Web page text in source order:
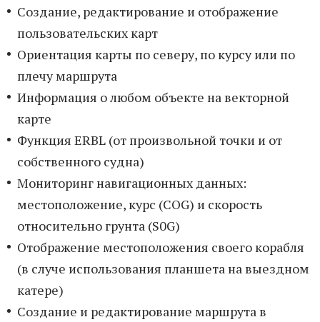
Создание, редактирование и отображение
пользовательских карт
Ориентация карты по северу, по курсу или по
плечу маршрута
Информация о любом объекте на векторной
карте
Функция ERBL (от произвольной точки и от
собственного судна)
Мониторинг навигационных данных:
местоположение, курс (COG) и скорость
относительно грунта (S0G)
Отображение местоположения своего корабля
(в случе использования планшета на выездном
катере)
Создание и редактирование маршрута в